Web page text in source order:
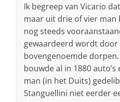
Ik begreep van Vicario
maar uit drie of vier
nog steeds
gewaardeerd wordt door
bovengenoemde
bouwde al in 1880
man (in het Duits)
Stanguellini niet eerder